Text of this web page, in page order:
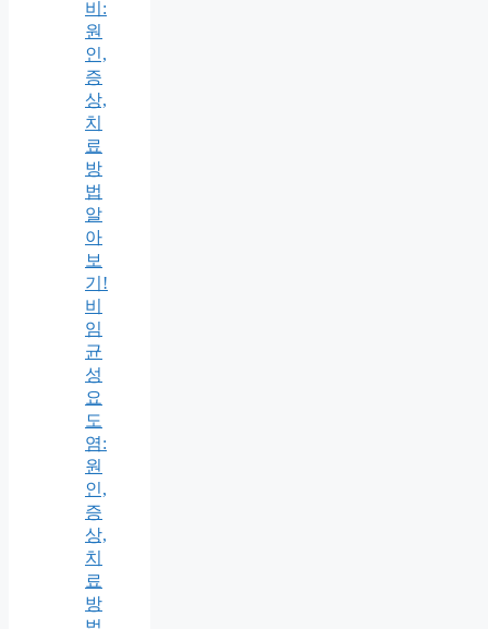
비:
원
인,
증
상,
치
료
방
법
알
아
보
기!
비
임
균
성
요
도
염:
원
인,
증
상,
치
료
방